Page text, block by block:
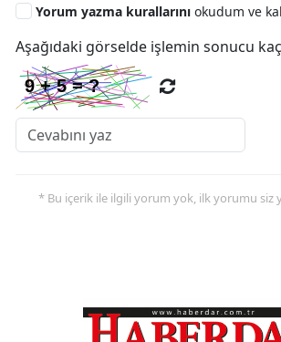
Yorum yazma kurallarını okudum ve
Aşağıdaki görselde işlemin sonucu
* Bu içerik ile ilgili yorum yok, ilk yorumu siz